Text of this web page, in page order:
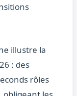
illustre la
: des
rôles